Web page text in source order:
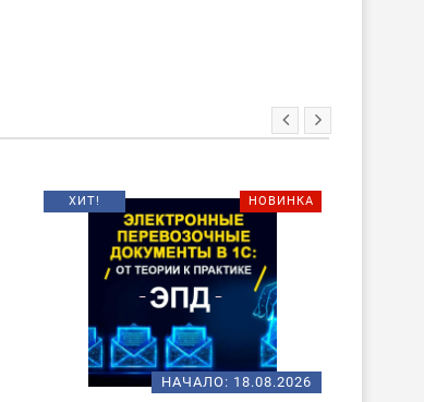
НОВИНКА
ХИТ!
НАЧАЛО: 18.08.2026